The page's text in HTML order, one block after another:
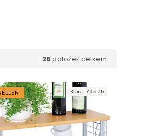
26 položek celkem
Kód:78575